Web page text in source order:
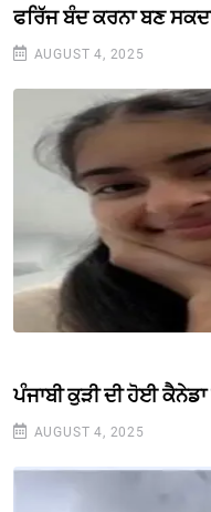
ਫਰਿੱਜ ਬੰਦ ਕਰਨਾ ਬਣ
AUGUST 4, 2025
ਪੰਜਾਬੀ ਕੁੜੀ ਦੀ ਹੋਈ
AUGUST 4, 2025